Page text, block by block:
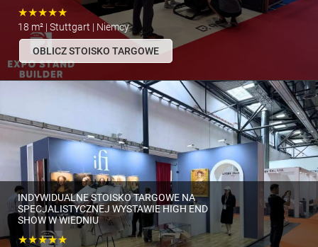
★★★★★
18 m² | Stuttgart | Niemcy
OBLICZ STOISKO TARGOWE
INDYWIDUALNE STOISKO TARGOWE NA
SPECJALISTYCZNEJ WYSTAWIE HIGH END
SHOW W WIEDNIU
★★★★★